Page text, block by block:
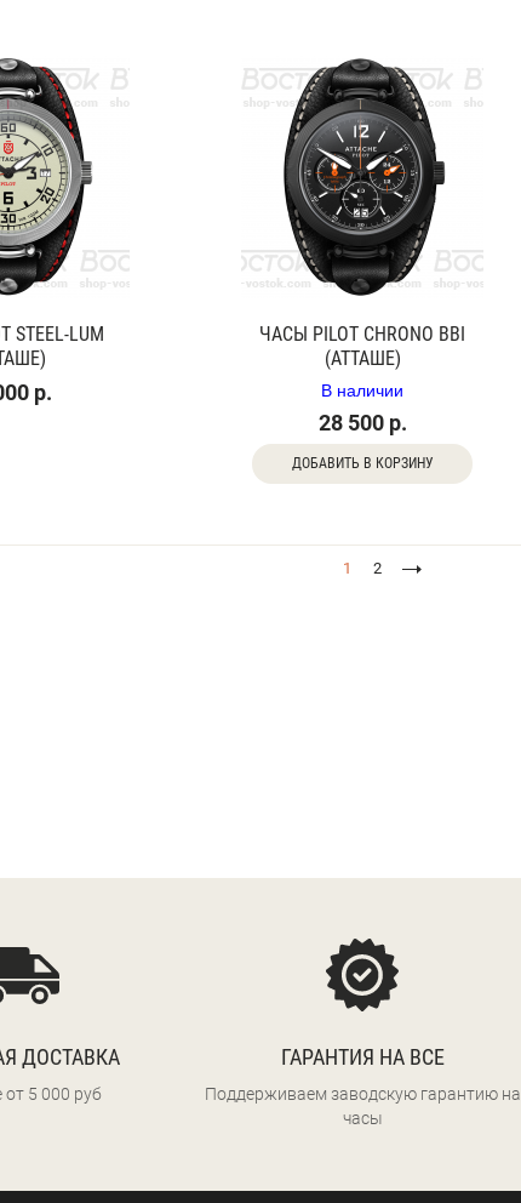
STEEL-LUM
р.
ЧАСЫ PILOT CHRONO BBI
(АТТАШЕ)
В наличии
28 500 р.
ДОБАВИТЬ В КОРЗИНУ
1 2
ДОСТАВКА
от 5 000 руб
ГАРАНТИЯ НА ВСЕ
Поддерживаем заводскую гарантию на
часы